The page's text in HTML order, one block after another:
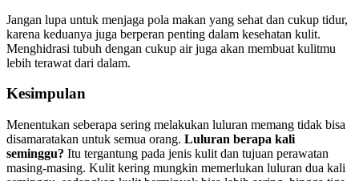
Jangan lupa untuk menjaga pola makan yang sehat dan cukup tidur,
karena keduanya juga berperan penting dalam kesehatan kulit.
Menghidrasi tubuh dengan cukup air juga akan membuat kulitmu
lebih terawat dari dalam.
Kesimpulan
Menentukan seberapa sering melakukan luluran memang tidak bisa
disamaratakan untuk semua orang. Luluran berapa kali
seminggu? Itu tergantung pada jenis kulit dan tujuan perawatan
masing-masing. Kulit kering mungkin memerlukan luluran dua kali